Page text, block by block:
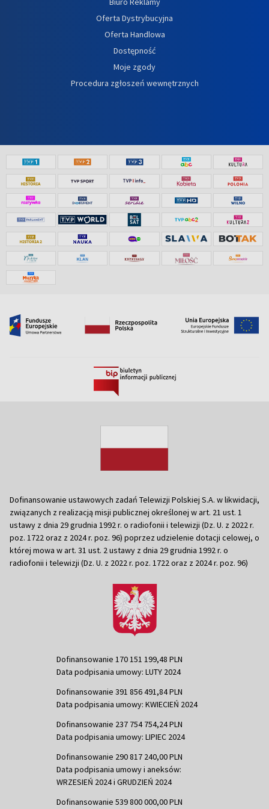
Oferta Dystrybucyjna
Oferta Handlowa
Dostępność
Moje zgody
Procedura zgłoszeń wewnętrznych
Dofinansowanie ustawowych zadań Telewizji Polskiej S.A. w likwidacji,
związanych z realizacją misji publicznej określonej w art. 21 ust. 1
ustawy z dnia 29 grudnia 1992 r. o radiofonii i telewizji (Dz. U. z 2022 r.
poz. 1722 oraz z 2024 r. poz. 96) poprzez udzielenie dotacji celowej, o
której mowa w art. 31 ust. 2 ustawy z dnia 29 grudnia 1992 r. o
radiofonii i telewizji (Dz. U. z 2022 r. poz. 1722 oraz z 2024 r. poz. 96)
Dofinansowanie 170 151 199,48 PLN
Data podpisania umowy: LUTY 2024
Dofinansowanie 391 856 491,84 PLN
Data podpisania umowy: KWIECIEŃ 2024
Dofinansowanie 237 754 754,24 PLN
Data podpisania umowy: LIPIEC 2024
Dofinansowanie 290 817 240,00 PLN
Data podpisania umowy i aneksów:
WRZESIEŃ 2024 i GRUDZIEŃ 2024
Dofinansowanie 539 800 000,00 PLN